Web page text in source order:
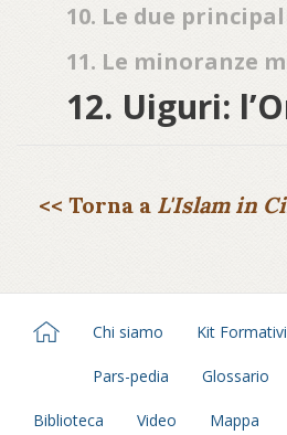
<< Torna a L'Islam in
Chi siamo Kit Formativi
Pars-pedia Glossario
Biblioteca Video Mappa